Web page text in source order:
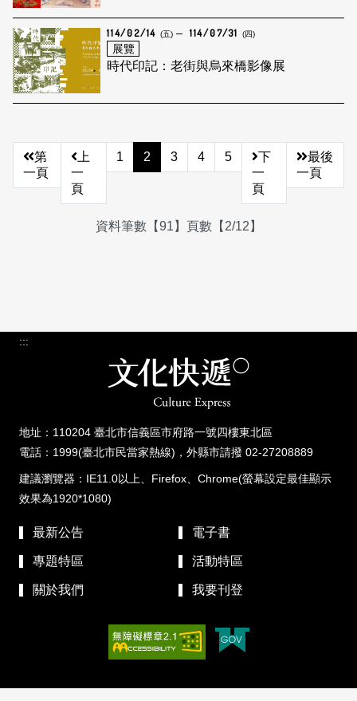
114/02/14 (五) 114/07/31 (四)
展覽
時代印記：老街與烏來橋影像展
第
一頁
上
一
頁
1 2 3 4 5
下
一
頁
最後
一頁
資料筆數【91】頁數【2/12】
:::
地址：110204 臺北市信義區市府路一號四樓東北區
電話：1999(臺北市民當家熱線)，外縣市請撥 02-27208889
建議瀏覽器：IE11.0以上、Firefox、Chrome(螢幕設定最佳顯示
效果為1920*1080)
最新公告 電子書
專題特區 活動特區
關於我們 我要刊登